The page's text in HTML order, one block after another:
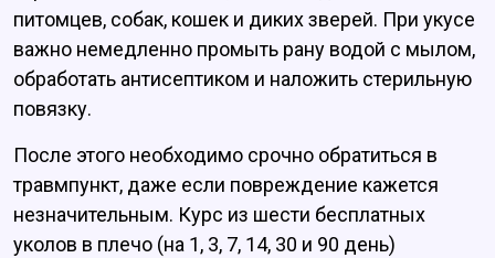
питомцев, собак, кошек и диких зверей. При укусе
важно немедленно промыть рану водой с мылом,
обработать антисептиком и наложить стерильную
повязку.
После этого необходимо срочно обратиться в
травмпункт, даже если повреждение кажется
незначительным. Курс из шести бесплатных
уколов в плечо (на 1, 3, 7, 14, 30 и 90 день)